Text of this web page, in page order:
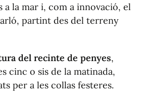
a la mar i, com a innovació, el
partint des del terreny
del recinte de penyes,
cinc o sis de la matinada,
per a les collas festeres.